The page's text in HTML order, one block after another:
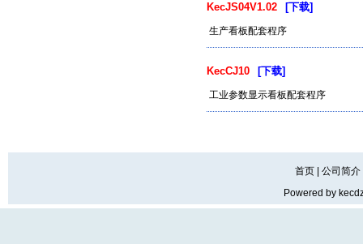
KecJS04V1.02 [下载]
生产看板配套程序
KecCJ10 [下载]
工业参数显示看板配套程序
首页 公司简介
Powered by